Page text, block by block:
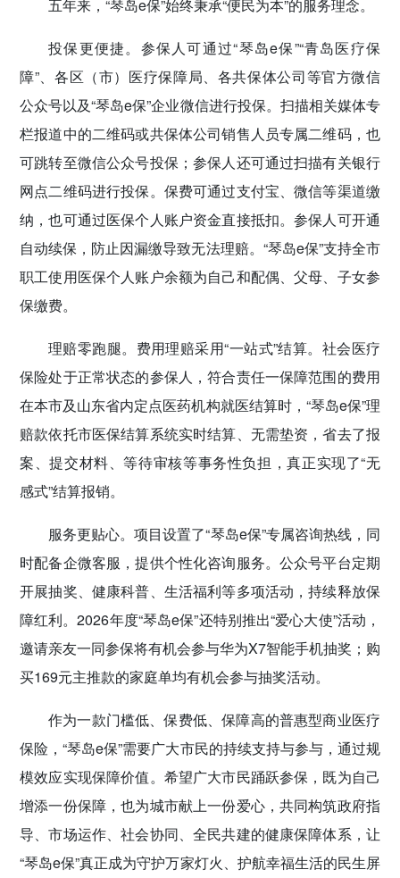
五年来，“琴岛e保”始终秉承“便民为本”的服务理念。
投保更便捷。参保人可通过“琴岛e保”“青岛医疗保
障”、各区（市）医疗保障局、各共保体公司等官方微信
公众号以及“琴岛e保”企业微信进行投保。扫描相关媒体专
栏报道中的二维码或共保体公司销售人员专属二维码，也
可跳转至微信公众号投保；参保人还可通过扫描有关银行
网点二维码进行投保。保费可通过支付宝、微信等渠道缴
纳，也可通过医保个人账户资金直接抵扣。参保人可开通
自动续保，防止因漏缴导致无法理赔。“琴岛e保”支持全市
职工使用医保个人账户余额为自己和配偶、父母、子女参
保缴费。
理赔零跑腿。费用理赔采用“一站式”结算。社会医疗
保险处于正常状态的参保人，符合责任一保障范围的费用
在本市及山东省内定点医药机构就医结算时，“琴岛e保”理
赔款依托市医保结算系统实时结算、无需垫资，省去了报
案、提交材料、等待审核等事务性负担，真正实现了“无
感式”结算报销。
服务更贴心。项目设置了“琴岛e保”专属咨询热线，同
时配备企微客服，提供个性化咨询服务。公众号平台定期
开展抽奖、健康科普、生活福利等多项活动，持续释放保
障红利。2026年度“琴岛e保”还特别推出“爱心大使”活动，
邀请亲友一同参保将有机会参与华为X7智能手机抽奖；购
买169元主推款的家庭单均有机会参与抽奖活动。
作为一款门槛低、保费低、保障高的普惠型商业医疗
保险，“琴岛e保”需要广大市民的持续支持与参与，通过规
模效应实现保障价值。希望广大市民踊跃参保，既为自己
增添一份保障，也为城市献上一份爱心，共同构筑政府指
导、市场运作、社会协同、全民共建的健康保障体系，让
“琴岛e保”真正成为守护万家灯火、护航幸福生活的民生屏